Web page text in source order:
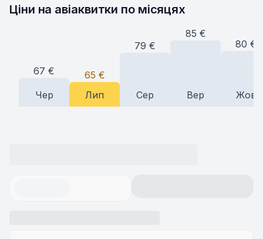
Ціни на авіаквитки по місяцях
67 €
Чер
65 €
Лип
79 €
Сер
85 €
Вер
80 €
Жов